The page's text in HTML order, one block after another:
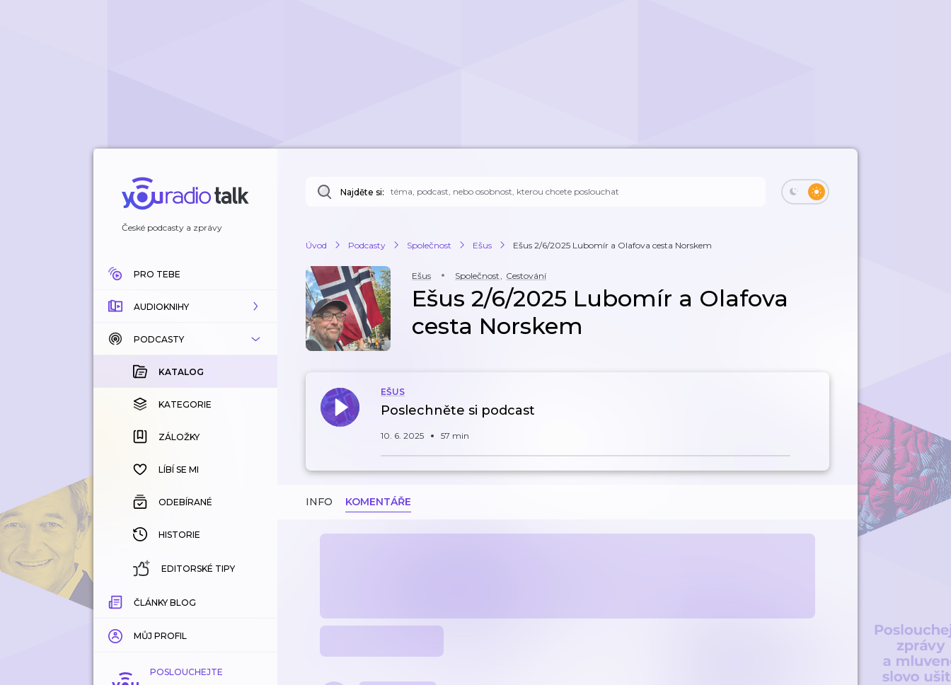
České podcasty a zprávy
PRO TEBE
AUDIOKNIHY
KATALOG
KOUPENÉ
KATEGORIE
ZÁLOŽKY
HISTORIE
PODCASTY
KATALOG
KATEGORIE
ZÁLOŽKY
LÍBÍ SE MI
ODEBÍRANÉ
HISTORIE
EDITORSKÉ TIPY
ČLÁNKY BLOG
MŮJ PROFIL
POSLOUCHEJTE
Najděte si:
Úvod Podcasty Společnost Ešus Ešus 2/6/2025 Lubomír a Olafova cesta Norskem
Ešus Společnost, Cestování
Ešus 2/6/2025 Lubomír a Olafova
cesta Norskem
EŠUS
Poslechněte si podcast
10. 6. 2025 57 min
INFO KOMENTÁŘE